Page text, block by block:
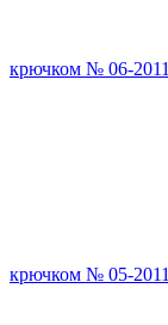
крючком № 06-2011
крючком № 05-2011